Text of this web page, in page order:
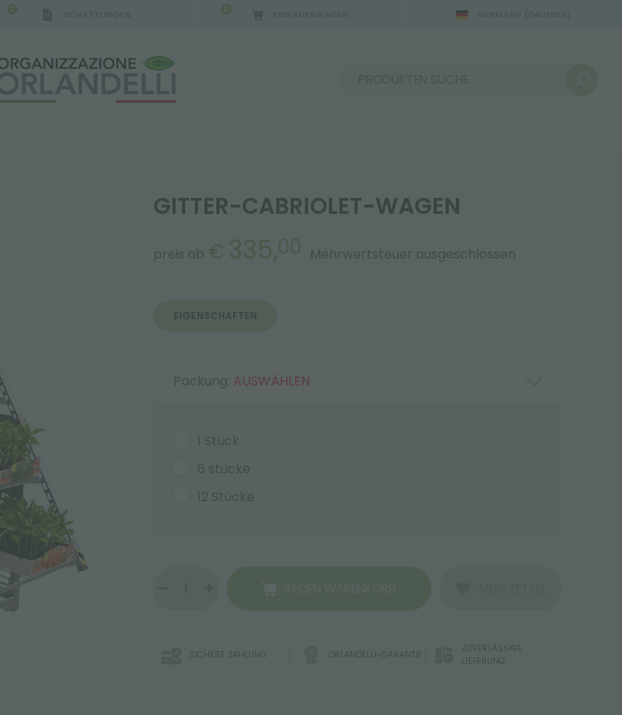
0 0
GITTER-CABRIOLET-WAGEN
preis ab € 335,00 Mehrwertsteuer ausgeschlossen
EIGENSCHAFTEN
Packung: AUSWÄHLEN
1 Stück
6 stücke
12 Stücke
SICHERE ZAHLUNG ORLANDELLI-GARANTIE
ZUVERLÄSSIGE
LIEFERUNG